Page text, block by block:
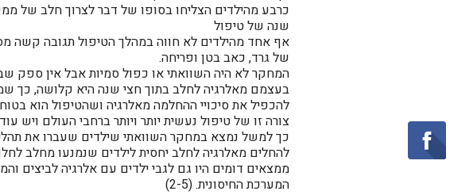
כרבע מהילדים הצליחו בסופו של דבר לצרוך חלב של
שנה של טיפול
אף אחד מהילדים לא חווה במהלך הטיפול תגובה קשה
של גרד, כאב בטן ופריחה.
בעצמם מאלרגיה לחלב בתוך חצי שנה היא קלושה, כך
להכפיל את סיכויי ההחלמה מאלרגיה ושהטיפול הוא
צורה זו של טיפול נעשית יותר ויותר ברחבי העולם ויש
להחלים מאלרגיה לחלב יחסית לילדים שנמנעו מחלב
ממצאים דומים היו גם לגבי ילדים עם אלרגיה לביצים
המערכת החיסונית. (2-5)